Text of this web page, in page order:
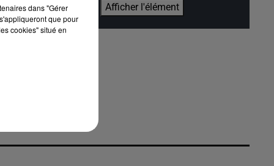
Afficher l'élément
dans "Gérer
que pour
cookies" situé en